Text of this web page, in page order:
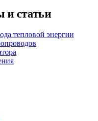
и статьи
тепловой энергии